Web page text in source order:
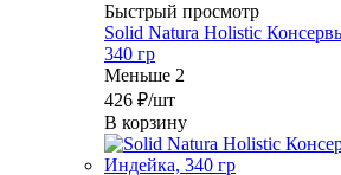
Быстрый просмотр
Solid Natura Holistic
340 гр
Меньше 2
426 ₽/шт
В корзину